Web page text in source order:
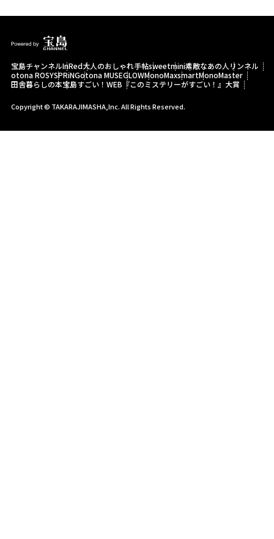
宝島チャンネルInRed大人のおしゃれ手帖sweetmini素敵なあの人 リンネル
otona ROSYSPRiNGotona MUSEGLOWMonoMaxsmartMonoMaster
田舎暮らしの本宝島すごい！WEB 『このミステリーがすごい！』大賞
Copyright © TAKARAJIMASHA,Inc. All Rights Reserved.